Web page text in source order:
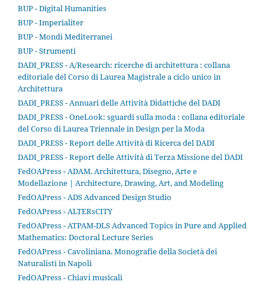
BUP - Digital Humanities
BUP - Imperialiter
BUP - Mondi Mediterranei
BUP - Strumenti
DADI_PRESS - A/Research: ricerche di architettura : collana
editoriale del Corso di Laurea Magistrale a ciclo unico in
Architettura
DADI_PRESS - Annuari delle Attività Didattiche del DADI
DADI_PRESS - OneLook: sguardi sulla moda : collana editoriale
del Corso di Laurea Triennale in Design per la Moda
DADI_PRESS - Report delle Attività di Ricerca del DADI
DADI_PRESS - Report delle Attività di Terza Missione del DADI
FedOAPress - ADAM. Architettura, Disegno, Arte e
Modellazione | Architecture, Drawing, Art, and Modeling
FedOAPress - ADS Advanced Design Studio
FedOAPress - ALTERsCITY
FedOAPress - ATPAM-DLS Advanced Topics in Pure and Applied
Mathematics: Doctoral Lecture Series
FedOAPress - Cavoliniana. Monografie della Società dei
Naturalisti in Napoli
FedOAPress - Chiavi musicali